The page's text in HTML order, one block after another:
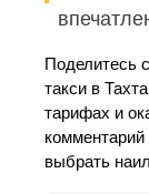
Поделитесь
такси в
тарифах и
выбрать